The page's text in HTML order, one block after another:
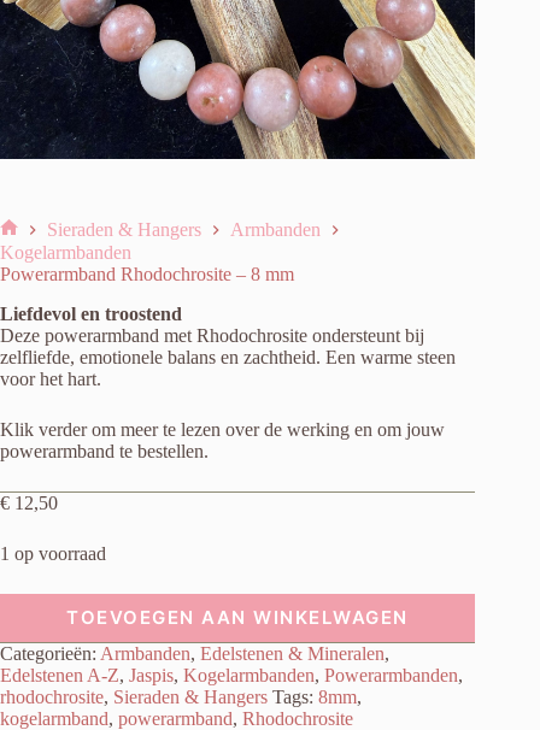
Home
Sieraden & Hangers
Armbanden
Kogelarmbanden
Powerarmband Rhodochrosite – 8 mm
Liefdevol en troostend
Deze powerarmband met Rhodochrosite ondersteunt bij
zelfliefde, emotionele balans en zachtheid. Een warme steen
voor het hart.
Klik verder om meer te lezen over de werking en om jouw
powerarmband te bestellen.
€ 12,50
1 op voorraad
TOEVOEGEN AAN WINKELWAGEN
Categorieën: Armbanden, Edelstenen & Mineralen,
Edelstenen A-Z, Jaspis, Kogelarmbanden, Powerarmbanden,
rhodochrosite, Sieraden & Hangers Tags: 8mm,
kogelarmband, powerarmband, Rhodochrosite